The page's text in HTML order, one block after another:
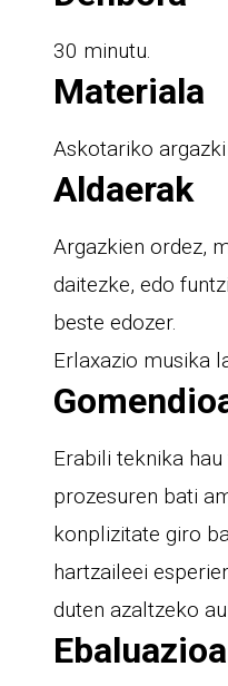
30 minutu.
Materiala
Askotariko argazki
Aldaerak
Argazkien ordez,
daitezke, edo
beste edozer.
Erlaxazio musika
Erabili teknika
prozesuren bati
konplizitate giro
hartzaileei
duten azaltzeko
Ebaluazioa